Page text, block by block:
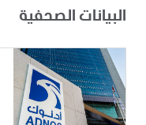
البيانات الصحفية